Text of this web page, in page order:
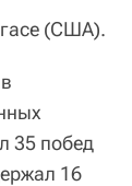
(США).
35 побед
16